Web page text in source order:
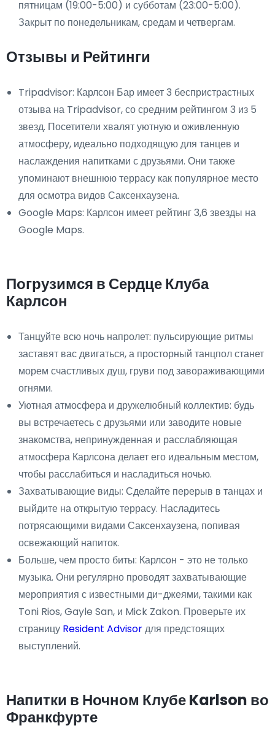
пятницам (19:00-5:00) и субботам (23:00-5:00).
Закрыт по понедельникам, средам и четвергам.
Отзывы и Рейтинги
Tripadvisor: Карлсон Бар имеет 3 беспристрастных
отзыва на Tripadvisor, со средним рейтингом 3 из 5
звезд. Посетители хвалят уютную и оживленную
атмосферу, идеально подходящую для танцев и
наслаждения напитками с друзьями. Они также
упоминают внешнюю террасу как популярное место
для осмотра видов Саксенхаузена.
Google Maps: Карлсон имеет рейтинг 3,6 звезды на
Google Maps.
Погрузимся в Сердце Клуба
Карлсон
Танцуйте всю ночь напролет: пульсирующие ритмы
заставят вас двигаться, а просторный танцпол станет
морем счастливых душ, груви под завораживающими
огнями.
Уютная атмосфера и дружелюбный коллектив: будь
вы встречаетесь с друзьями или заводите новые
знакомства, непринужденная и расслабляющая
атмосфера Карлсона делает его идеальным местом,
чтобы расслабиться и насладиться ночью.
Захватывающие виды: Сделайте перерыв в танцах и
выйдите на открытую террасу. Насладитесь
потрясающими видами Саксенхаузена, попивая
освежающий напиток.
Больше, чем просто биты: Карлсон - это не только
музыка. Они регулярно проводят захватывающие
мероприятия с известными ди-джеями, такими как
Toni Rios, Gayle San, и Mick Zakon. Проверьте их
страницу Resident Advisorдля предстоящих
выступлений.
Напитки в Ночном Клубе Karlson во
Франкфурте